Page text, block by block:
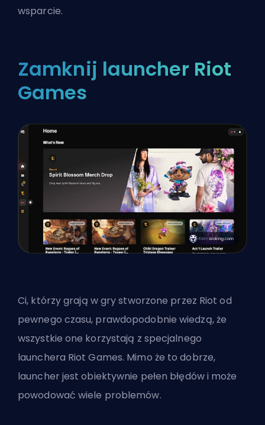
wsparcie.
Zamknij launcher Riot
Games
Ci, którzy grają w gry stworzone przez Riot od
pewnego czasu, prawdopodobnie wiedzą, że
wszystkie one korzystają z specjalnego
launchera Riot Games. Mimo że to dobrze,
launcher jest obiektywnie pełen błędów i może
powodować wiele problemów.